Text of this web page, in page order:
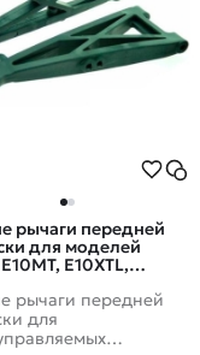
рычаги передней
для моделей
E10XTL,
рычаги передней
для